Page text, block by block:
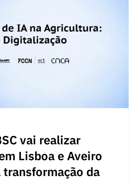
vai realizar
Lisboa e Aveiro
transformação da